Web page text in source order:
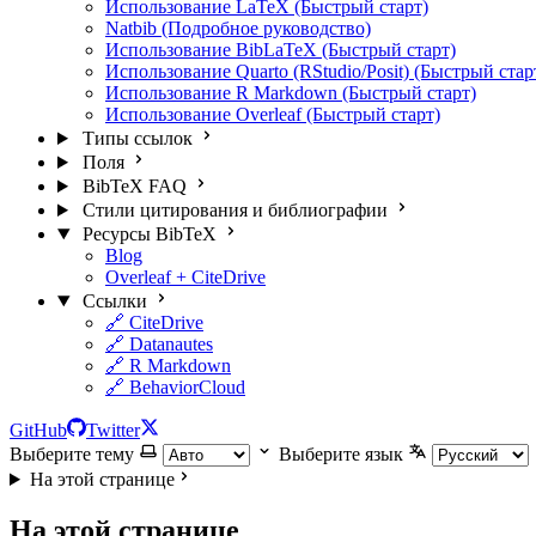
Использование LaTeX (Быстрый старт)
Natbib (Подробное руководство)
Использование BibLaTeX (Быстрый старт)
Использование Quarto (RStudio/Posit) (Быстрый
Использование R Markdown (Быстрый старт)
Использование Overleaf (Быстрый старт)
Типы ссылок
Поля
BibTeX FAQ
Стили цитирования и библиографии
Ресурсы BibTeX
Blog
Overleaf + CiteDrive
Ссылки
🔗 CiteDrive
🔗 Datanautes
🔗 R Markdown
🔗 BehaviorCloud
GitHub
Twitter
Выберите тему
Выберите язык
На этой странице